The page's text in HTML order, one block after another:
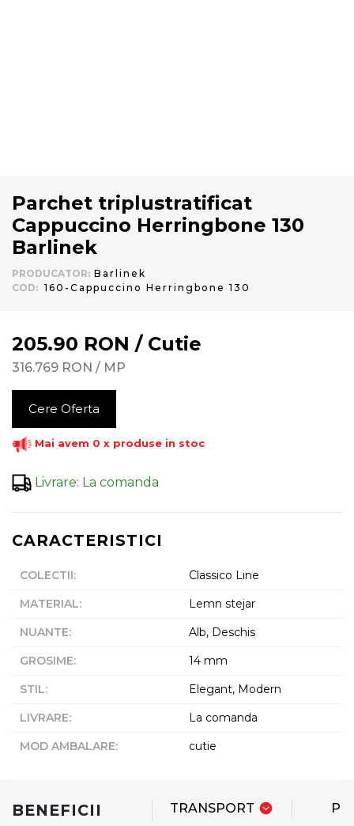
Parchet triplustratificat
Cappuccino Herringbone 130
Barlinek
PRODUCATOR: Barlinek
COD: 160-Cappuccino Herringbone 130
205.90 RON / Cutie
316.769 RON / MP
Cere Oferta
Mai avem 0 x produse in stoc
Livrare: La comanda
CARACTERISTICI
COLECTII:
Classico Line
MATERIAL:
Lemn stejar
NUANTE:
Alb, Deschis
GROSIME:
14 mm
STIL:
Elegant, Modern
LIVRARE:
La comanda
MOD AMBALARE: cutie
BENEFICII TRANSPORT